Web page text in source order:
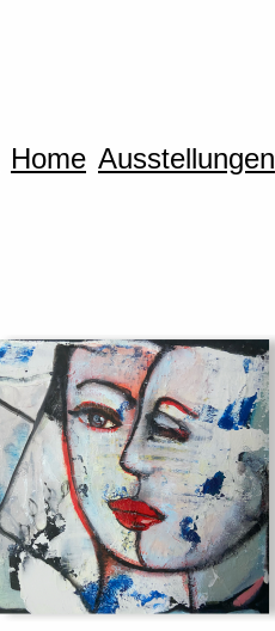
Home Ausstellungen